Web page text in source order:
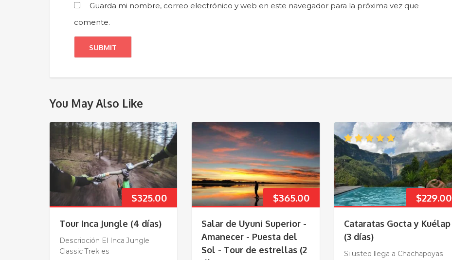
Guarda mi nombre, correo electrónico y web en este navegador para la próxima vez que
comente.
You May Also Like
$325.00
Tour Inca Jungle (4 días)
Descripción El Inca Jungle
Classic Trek es
$365.00
Salar de Uyuni Superior -
Amanecer - Puesta del
Sol - Tour de estrellas (2
$229.00
Cataratas Gocta y Kuélap
(3 días)
Si usted llega a Chachapoyas